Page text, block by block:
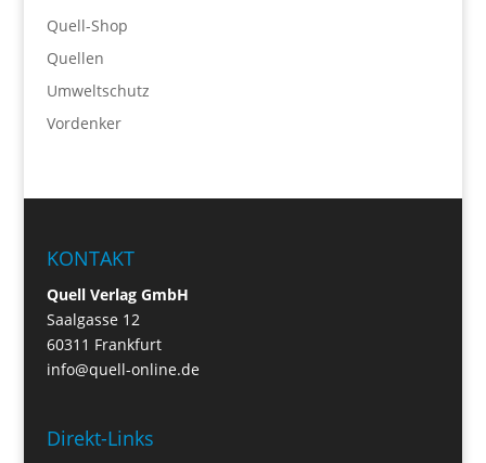
Quell-Shop
Quellen
Umweltschutz
Vordenker
KONTAKT
Quell Verlag GmbH
Saalgasse 12
60311 Frankfurt
info@quell-online.de
Direkt-Links